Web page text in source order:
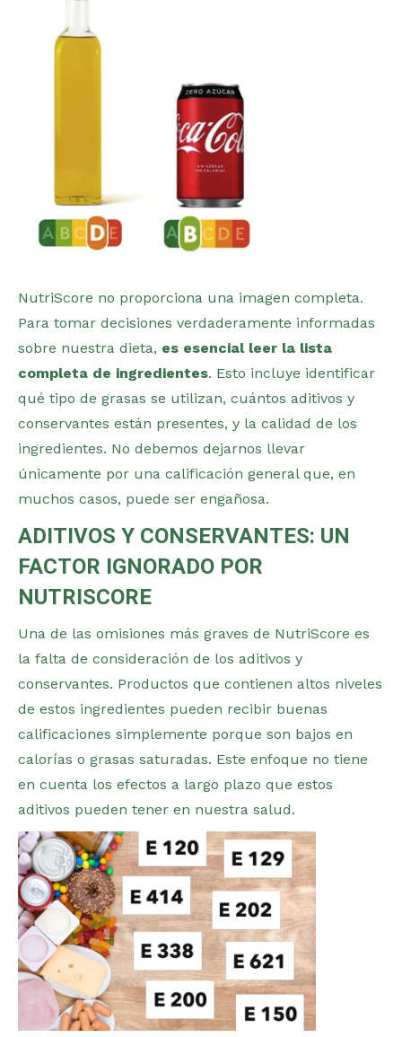
NutriScore no proporciona una imagen completa.
Para tomar decisiones verdaderamente informadas
sobre nuestra dieta, es esencial leer la lista
completa de ingredientes. Esto incluye identificar
qué tipo de grasas se utilizan, cuántos aditivos y
conservantes están presentes, y la calidad de los
ingredientes. No debemos dejarnos llevar
únicamente por una calificación general que, en
muchos casos, puede ser engañosa​.
ADITIVOS Y CONSERVANTES: UN
FACTOR IGNORADO POR
NUTRISCORE
Una de las omisiones más graves de NutriScore es
la falta de consideración de los aditivos y
conservantes. Productos que contienen altos niveles
de estos ingredientes pueden recibir buenas
calificaciones simplemente porque son bajos en
calorías o grasas saturadas. Este enfoque no tiene
en cuenta los efectos a largo plazo que estos
aditivos pueden tener en nuestra salud​.